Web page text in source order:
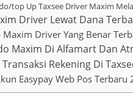
top Up Taxsee Driver Maxim
Driver Lewat Dana
Maxim Driver Yang Benar
Maxim Di Alfamart Dan
Transaksi Rekening Di
Easypay Web Pos Terbaru